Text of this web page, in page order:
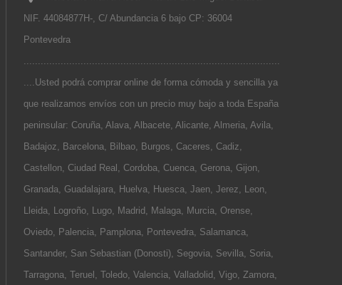
NIF. 44084877H-, C/ Abundancia 6 bajo CP: 36004
Pontevedra
...................................................................................................
....Usted podrá comprar online de forma cómoda y sencilla ya
que realizamos envíos con un precio muy bajo a toda España
peninsular: Coruña, Alava, Albacete, Alicante, Almeria, Avila,
Badajoz, Barcelona, Bilbao, Burgos, Caceres, Cadiz,
Castellon, Ciudad Real, Cordoba, Cuenca, Gerona, Gijon,
Granada, Guadalajara, Huelva, Huesca, Jaen, Jerez, Leon,
Lleida, Logroño, Lugo, Madrid, Malaga, Murcia, Orense,
Oviedo, Palencia, Pamplona, Pontevedra, Salamanca,
Santander, San Sebastian (Donosti), Segovia, Sevilla, Soria,
Tarragona, Teruel, Toledo, Valencia, Valladolid, Vigo, Zamora,